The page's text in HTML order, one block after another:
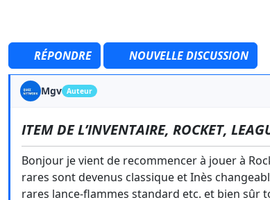
RÉPONDRE NOUVELLE DISCUSSION
Mgv Auteur
ITEM DE L’INVENTAIRE, ROCKET,
Bonjour je vient de recommencer à jouer à
rares sont devenus classique et Inès
rares lance-flammes standard etc. et bien sûr